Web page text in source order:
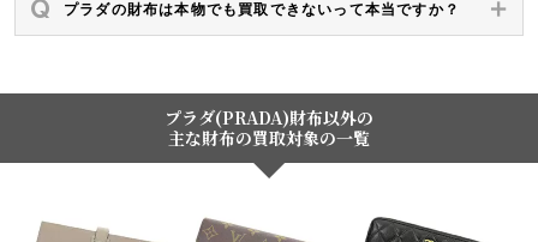
プラダの財布は本物でも買取できないって本当ですか？
プラダ(PRADA)財布以外の
主な財布の買取対象の一覧